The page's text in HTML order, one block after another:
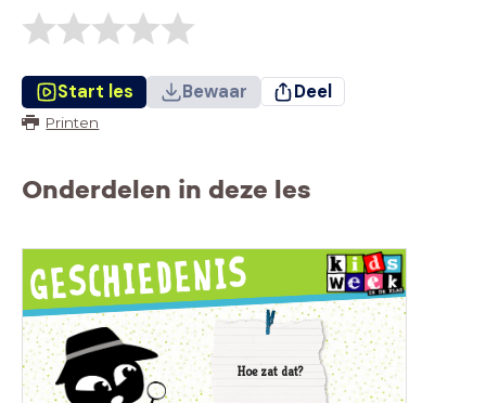
Start les Bewaar Deel
Printen
Onderdelen in deze les
Hoe zat dat?